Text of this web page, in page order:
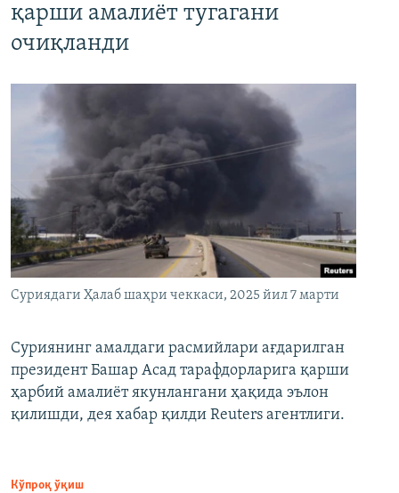
қарши амалиёт тугагани
очиқланди
Суриядаги Ҳалаб шаҳри чеккаси, 2025 йил 7 марти
Суриянинг амалдаги расмийлари ағдарилган
президент Башар Асад тарафдорларига қарши
ҳарбий амалиёт якунлангани ҳақида эълон
қилишди, дея хабар қилди Reuters агентлиги.
Кўпроқ ўқиш